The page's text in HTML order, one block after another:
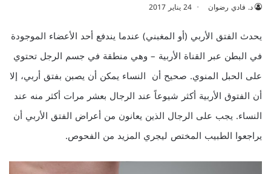
د. فادي رضوان 24 يناير 2017
يحدث الفتق الأربي (أو المغبني) عندما يندفع أحد الأعضاء الموجودة
في البطن عبر القناة الأربية – وهي منطقة في جسم الرجل تحتوي
على الحبل المنوي. صحيح أن النساء يمكن أن يصبن بفتق أربي، إلا
أن الفتوق الأربية أكثر شيوعاً عند الرجال بعشر مرات أكثر منه عند
النساء. يجب على الرجال الذين يعانون من أعراض الفتق الأربي أن
يراجعوا الطبيب المختص ليجري المزيد من الفحوص.